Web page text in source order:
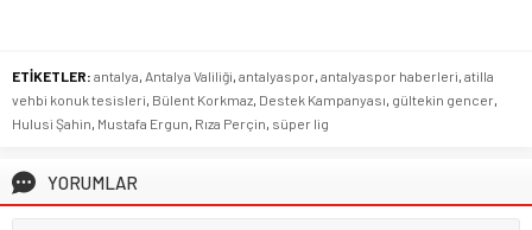
ETİKETLER: antalya, Antalya Valiliği, antalyaspor, antalyaspor haberleri, atilla
vehbi konuk tesisleri, Bülent Korkmaz, Destek Kampanyası, gültekin gencer,
Hulusi Şahin, Mustafa Ergun, Rıza Perçin, süper lig
YORUMLAR